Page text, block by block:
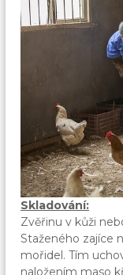
Skladování:
Zvěřinu v kůži
Staženého zajíce
mořidel. Tím
naložením maso